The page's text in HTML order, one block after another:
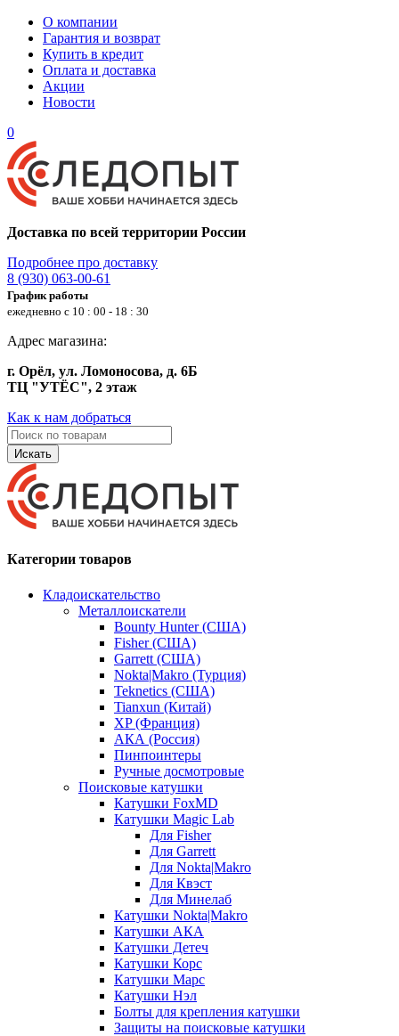
О компании
Гарантия и возврат
Купить в кредит
Оплата и доставка
Акции
Новости
0
Доставка по всей территории России
Подробнее про доставку
8 (930) 063-00-61
График работы
ежедневно с 10 : 00 - 18 : 30
Адрес магазина:
г. Орёл, ул. Ломоносова, д. 6Б
ТЦ "УТЁС", 2 этаж
Как к нам добраться
Искать
Категории товаров
Кладоискательство
Металлоискатели
Bounty Hunter (США)
Fisher (США)
Garrett (США)
Nokta|Makro (Турция)
Teknetics (США)
Tianxun (Китай)
XP (Франция)
АКА (Россия)
Пинпоинтеры
Ручные досмотровые
Поисковые катушки
Катушки FoxMD
Катушки Magic Lab
Для Fisher
Для Garrett
Для Nokta|Makro
Для Квэст
Для Минелаб
Катушки Nokta|Makro
Катушки АКА
Катушки Детеч
Катушки Корс
Катушки Марс
Катушки Нэл
Болты для крепления катушки
Защиты на поисковые катушки